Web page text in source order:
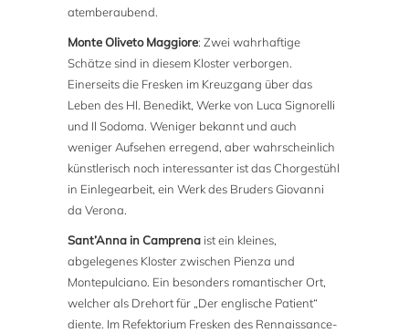
atemberaubend.
Monte Oliveto Maggiore: Zwei wahrhaftige
Schätze sind in diesem Kloster verborgen.
Einerseits die Fresken im Kreuzgang über das
Leben des Hl. Benedikt, Werke von Luca Signorelli
und Il Sodoma. Weniger bekannt und auch
weniger Aufsehen erregend, aber wahrscheinlich
künstlerisch noch interessanter ist das Chorgestühl
in Einlegearbeit, ein Werk des Bruders Giovanni
da Verona.
Sant’Anna in Camprena ist ein kleines,
abgelegenes Kloster zwischen Pienza und
Montepulciano. Ein besonders romantischer Ort,
welcher als Drehort für „Der englische Patient“
diente. Im Refektorium Fresken des Rennaissance-